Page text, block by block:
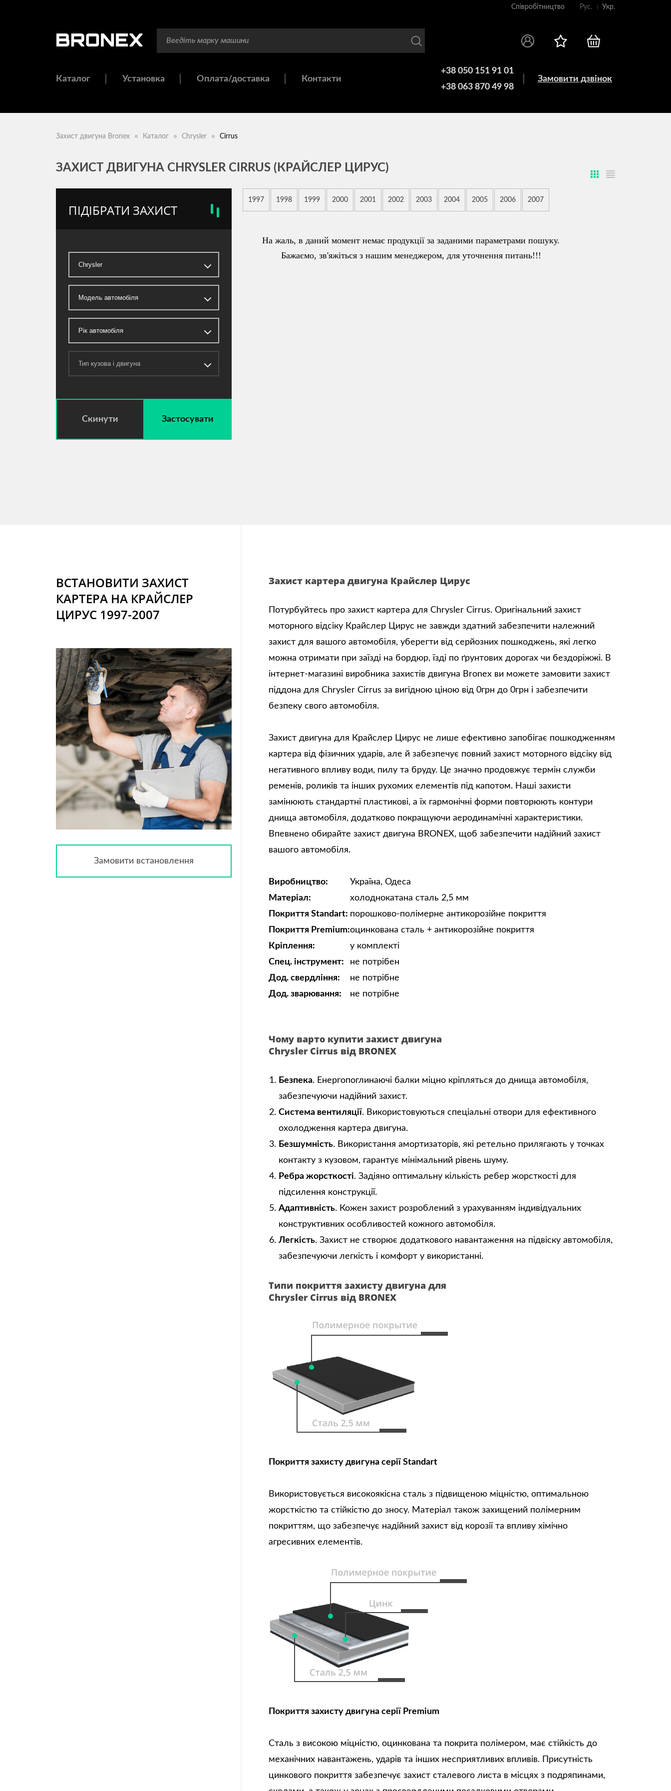
Співробітництво Рус. Укр.
Каталог Установка Оплата/доставка Контакти
+38 050 151 91 01
+38 063 870 49 98
Замовити дзвінок
Захист двигуна Bronex Каталог Chrysler Cirrus
ЗАХИСТ ДВИГУНА CHRYSLER CIRRUS (КРАЙСЛЕР ЦИРУС)
ПІДІБРАТИ ЗАХИСТ
Скинути Застосувати
1997 1998 1999 2000 2001 2002 2003 2004 2005 2006 2007
На жаль, в даний момент немає продукції за заданими параметрами пошуку.
Бажаємо, зв'яжіться з нашим менеджером, для уточнення питань!!!
ВСТАНОВИТИ ЗАХИСТ
КАРТЕРА НА КРАЙСЛЕР
ЦИРУС 1997-2007
Замовити встановлення
Захист картера двигуна Крайслер Цирус
Потурбуйтесь про захист картера для Chrysler Cirrus. Оригінальний захист
моторного відсіку Крайслер Цирус не завжди здатний забезпечити належний
захист для вашого автомобіля, уберегти від серйозних пошкоджень, які легко
можна отримати при заїзді на бордюр, їзді по ґрунтових дорогах чи бездоріжжі. В
інтернет-магазині виробника захистів двигуна Bronex ви можете замовити захист
піддона для Chrysler Cirrus за вигідною ціною від 0грн до 0грн і забезпечити
безпеку свого автомобіля.
Захист двигуна для Крайслер Цирус не лише ефективно запобігає пошкодженням
картера від фізичних ударів, але й забезпечує повний захист моторного відсіку від
негативного впливу води, пилу та бруду. Це значно продовжує термін служби
ременів, роликів та інших рухомих елементів під капотом. Наші захисти
замінюють стандартні пластикові, а їх гармонічні форми повторюють контури
днища автомобіля, додатково покращуючи аеродинамічні характеристики.
Впевнено обирайте захист двигуна BRONEX, щоб забезпечити надійний захист
вашого автомобіля.
Виробництво:
Україна, Одеса
Матеріал:
холоднокатана сталь 2,5 мм
Покриття Standart: порошково-полімерне антикорозійне покриття
Покриття Premium:оцинкована сталь + антикорозійне покриття
Кріплення:
у комплекті
Спец. інструмент:
не потрібен
Дод. свердління:
не потрібне
Дод. зварювання:
не потрібне
Чому варто купити захист двигуна
Chrysler Cirrus від BRONEX
Безпека. Енергопоглинаючі балки міцно кріпляться до днища автомобіля,
забезпечуючи надійний захист.
Система вентиляції. Використовуються спеціальні отвори для ефективного
охолодження картера двигуна.
Безшумність. Використання амортизаторів, які ретельно прилягають у точках
контакту з кузовом, гарантує мінімальний рівень шуму.
Ребра жорсткості. Задіяно оптимальну кількість ребер жорсткості для
підсилення конструкції.
Адаптивність. Кожен захист розроблений з урахуванням індивідуальних
конструктивних особливостей кожного автомобіля.
Легкість. Захист не створює додаткового навантаження на підвіску автомобіля,
забезпечуючи легкість і комфорт у використанні.
Типи покриття захисту двигуна для
Chrysler Cirrus від BRONEX
Покриття захисту двигуна серії Standart
Використовується високоякісна сталь з підвищеною міцністю, оптимальною
жорсткістю та стійкістю до зносу. Матеріал також захищений полімерним
покриттям, що забезпечує надійний захист від корозії та впливу хімічно
агресивних елементів.
Покриття захисту двигуна серії Premium
Сталь з високою міцністю, оцинкована та покрита полімером, має стійкість до
механічних навантажень, ударів та інших несприятливих впливів. Присутність
цинкового покриття забезпечує захист сталевого листа в місцях з подряпинами,